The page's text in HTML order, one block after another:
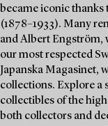
became iconic thanks
(1878–1933). Many
and Albert Engström,
our most respected
Japanska Magasinet,
collections. Explore a
collectibles of the
both collectors and